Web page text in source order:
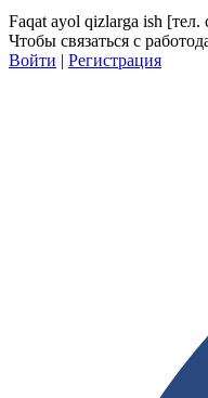
Faqat ayol qizlarga ish [тел.
Чтобы связаться с
Войти | Регистрация